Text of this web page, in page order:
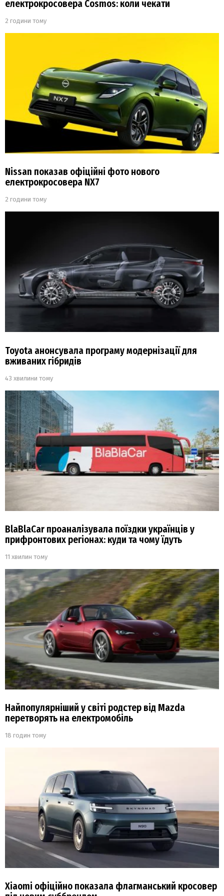
електрокросовера Cosmos: коли чекати
2 години тому
Nissan показав офіційні фото нового
електрокросовера NX7
2 години тому
Toyota анонсувала програму модернізації для
вживаних гібридів
43 хвилини тому
BlaBlaCar проаналізувала поїздки українців у
прифронтових регіонах: куди та чому їдуть
11 хвилин тому
Найпопулярніший у світі родстер від Mazda
перетворять на електромобіль
18 годин тому
Xiaomi офіційно показала флагманський кросовер